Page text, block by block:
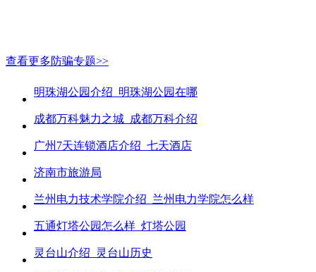
查看更多防骗专题>>
明珠湖公园介绍_明珠湖公园在哪
成都万科魅力之城_成都万科介绍
广州7天连锁酒店介绍_七天酒店
济南市旅游局
兰州电力技术学院介绍_兰州电力学院怎么样
五通灯塔公园怎么样_灯塔公园
灵台山介绍_灵台山历史